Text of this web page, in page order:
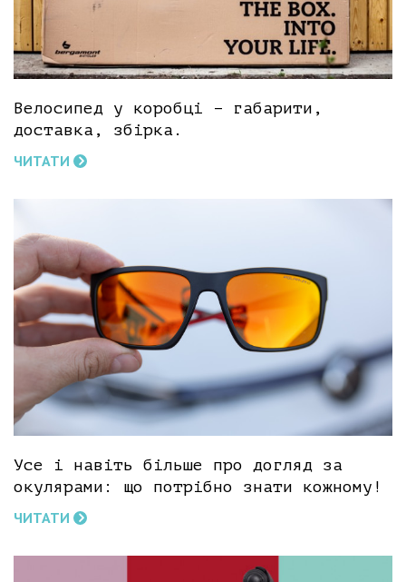
Велосипед у коробці – габарити,
доставка, збірка.
ЧИТАТИ
Усе і навіть більше про догляд за
окулярами: що потрібно знати кожному!
ЧИТАТИ